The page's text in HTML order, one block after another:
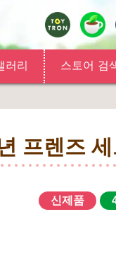
러리 스토어 검
프렌즈
신제품